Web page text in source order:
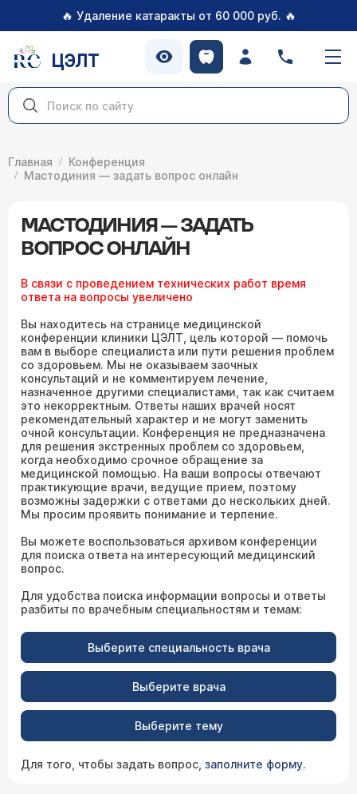
🔥 Удаление катаракты от 60 000 руб. 🔥
ЦЭЛТ
Главная
Конференция
Мастодиния — задать вопрос онлайн
МАСТОДИНИЯ — ЗАДАТЬ
ВОПРОС ОНЛАЙН
В связи с проведением технических работ время
ответа на вопросы увеличено
Вы находитесь на странице медицинской
конференции клиники ЦЭЛТ, цель которой — помочь
вам в выборе специалиста или пути решения проблем
со здоровьем. Мы не оказываем заочных
консультаций и не комментируем лечение,
назначенное другими специалистами, так как считаем
это некорректным. Ответы наших врачей носят
рекомендательный характер и не могут заменить
очной консультации. Конференция не предназначена
для решения экстренных проблем со здоровьем,
когда необходимо срочное обращение за
медицинской помощью. На ваши вопросы отвечают
практикующие врачи, ведущие прием, поэтому
возможны задержки с ответами до нескольких дней.
Мы просим проявить понимание и терпение.
Вы можете воспользоваться архивом конференции
для поиска ответа на интересующий медицинский
вопрос.
Для удобства поиска информации вопросы и ответы
разбиты по врачебным специальностям и темам:
Выберите специальность врача
Выберите врача
Выберите тему
Для того, чтобы задать вопрос, заполните форму.